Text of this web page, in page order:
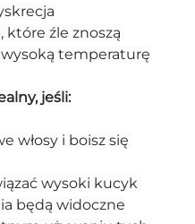
które źle znoszą
temperaturę
jeśli:
włosy i boisz się
wysoki kucyk
będą widoczne